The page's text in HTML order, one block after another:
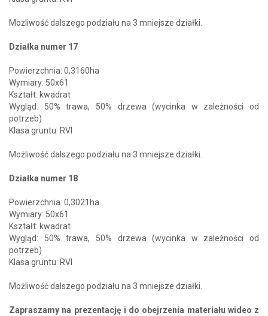
Możliwość dalszego podziału na 3 mniejsze działki.
Działka numer 17
Powierzchnia: 0,3160ha
Wymiary: 50x61
Kształt: kwadrat
Wygląd: 50% trawa, 50% drzewa (wycinka w zależności od
potrzeb)
Klasa gruntu: RVI
Możliwość dalszego podziału na 3 mniejsze działki.
Działka numer 18
Powierzchnia: 0,3021ha
Wymiary: 50x61
Kształt: kwadrat
Wygląd: 50% trawa, 50% drzewa (wycinka w zależności od
potrzeb)
Klasa gruntu: RVI
Możliwość dalszego podziału na 3 mniejsze działki.
Zapraszamy na prezentację i do obejrzenia materiału wideo z